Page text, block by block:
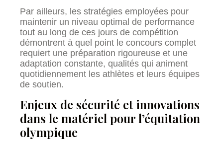
Par ailleurs, les stratégies employées pour
maintenir un niveau optimal de performance
tout au long de ces jours de compétition
démontrent à quel point le concours complet
requiert une préparation rigoureuse et une
adaptation constante, qualités qui animent
quotidiennement les athlètes et leurs équipes
de soutien.
Enjeux de sécurité et innovations
dans le matériel pour l’équitation
olympique